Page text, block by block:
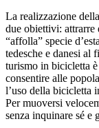
La realizzazione
due obiettivi:
“affolla” specie
tedesche e danesi al
turismo in bicicletta
consentire alle
l’uso della bicicletta
Per muoversi
senza inquinare sé e